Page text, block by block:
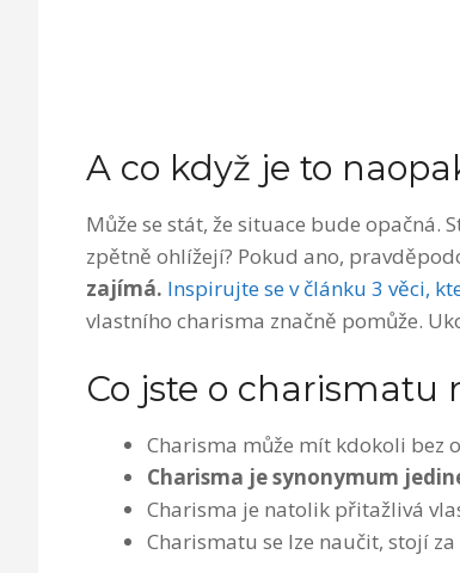
A co když je to
Může se stát, že situace bude opačná.
zpětně ohlížejí? Pokud ano,
zajímá. Inspirujte sev článku 3 věci,
vlastního charisma značně pomůže.
Co jste o charismatu
Charisma může mít kdokoli bez
Charisma je synonymum
Charisma je natolik přitažlivá
Charismatu se lze naučit, stojí